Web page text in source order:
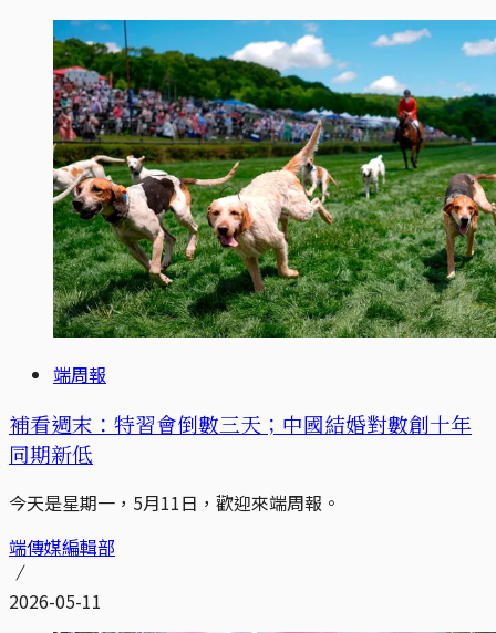
端周報
補看週末：特習會倒數三天；中國結婚對數創十年
同期新低
今天是星期一，5月11日，歡迎來端周報。
端傳媒編輯部
2026-05-11